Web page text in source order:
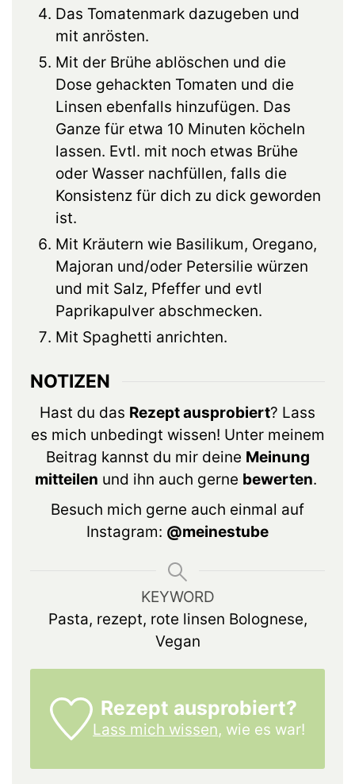
Das Tomatenmark dazugeben und
mit anrösten.
Mit der Brühe ablöschen und die
Dose gehackten Tomaten und die
Linsen ebenfalls hinzufügen. Das
Ganze für etwa 10 Minuten köcheln
lassen. Evtl. mit noch etwas Brühe
oder Wasser nachfüllen, falls die
Konsistenz für dich zu dick geworden
ist.
Mit Kräutern wie Basilikum, Oregano,
Majoran und/oder Petersilie würzen
und mit Salz, Pfeffer und evtl
Paprikapulver abschmecken.
Mit Spaghetti anrichten.
NOTIZEN
Hast du das Rezept ausprobiert? Lass
es mich unbedingt wissen! Unter meinem
Beitrag kannst du mir deine Meinung
mitteilen und ihn auch gerne bewerten.
Besuch mich gerne auch einmal auf
Instagram: @meinestube
KEYWORD
Pasta, rezept, rote linsen Bolognese,
Vegan
Rezept ausprobiert?
Lass mich wissen, wie es war!